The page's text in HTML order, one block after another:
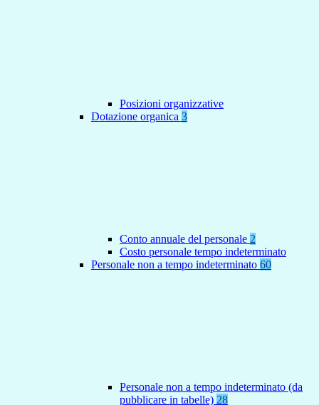
Posizioni organizzative
Dotazione organica 3
Conto annuale del personale 2
Costo personale tempo indeterminato
Personale non a tempo indeterminato 60
Personale non a tempo indeterminato (da
pubblicare in tabelle) 28